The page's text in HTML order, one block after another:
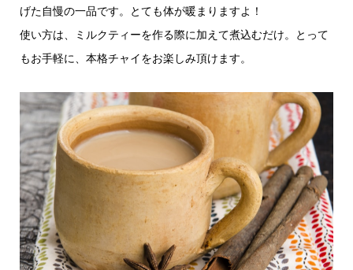
げた自慢の一品です。とても体が暖まりますよ！
使い方は、ミルクティーを作る際に加えて煮込むだけ。とって
もお手軽に、本格チャイをお楽しみ頂けます。